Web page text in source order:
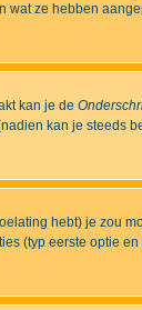
ze hebben
kan je de
kan je steeds
hebt) je zou
(typ eerste optie en